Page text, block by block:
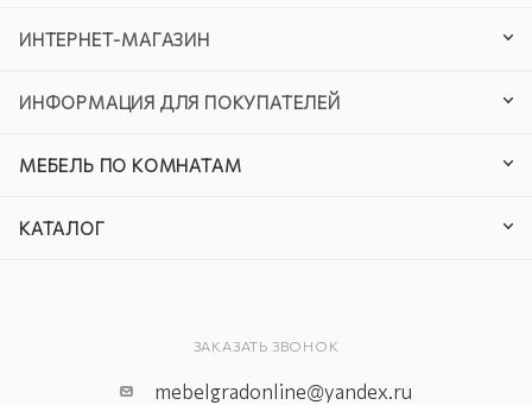
ИНТЕРНЕТ-МАГАЗИН
ИНФОРМАЦИЯ ДЛЯ ПОКУПАТЕЛЕЙ
МЕБЕЛЬ ПО КОМНАТАМ
КАТАЛОГ
ЗАКАЗАТЬ ЗВОНОК
mebelgradonline@yandex.ru